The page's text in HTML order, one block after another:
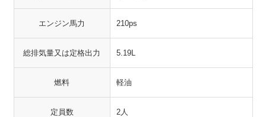
エンジン馬力 210ps
総排気量又は定格出力 5.19L
燃料 軽油
定員数 2人